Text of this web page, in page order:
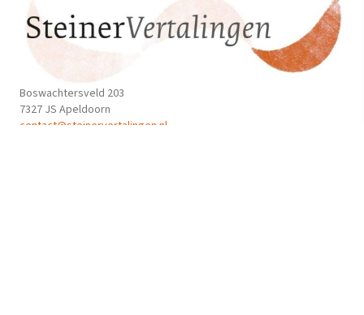
Boswachtersveld 203
7327 JS Apeldoorn
contact@steinervertalingen.nl